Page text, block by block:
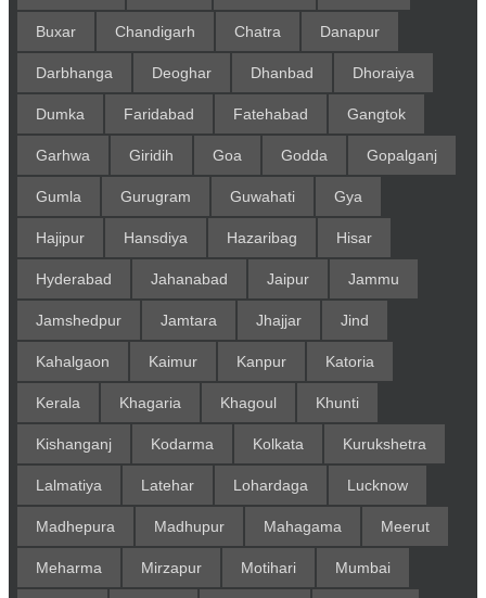
Buxar Chandigarh Chatra Danapur
Darbhanga Deoghar Dhanbad Dhoraiya
Dumka Faridabad Fatehabad Gangtok
Garhwa Giridih Goa Godda Gopalganj
Gumla Gurugram Guwahati Gya
Hajipur Hansdiya Hazaribag Hisar
Hyderabad Jahanabad Jaipur Jammu
Jamshedpur Jamtara Jhajjar Jind
Kahalgaon Kaimur Kanpur Katoria
Kerala Khagaria Khagoul Khunti
Kishanganj Kodarma Kolkata Kurukshetra
Lalmatiya Latehar Lohardaga Lucknow
Madhepura Madhupur Mahagama Meerut
Meharma Mirzapur Motihari Mumbai